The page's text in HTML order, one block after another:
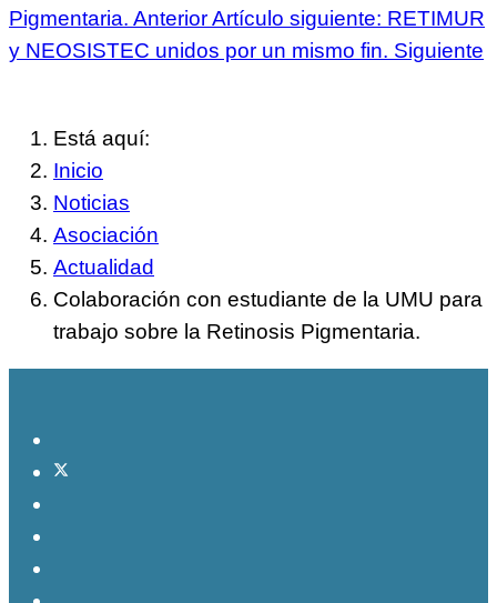
Pigmentaria. AnteriorArtículo siguiente: RETIMUR
y NEOSISTEC unidos por un mismo fin. Siguiente
Está aquí:
Inicio
Noticias
Asociación
Actualidad
Colaboración con estudiante de la UMU para
trabajo sobre la Retinosis Pigmentaria.